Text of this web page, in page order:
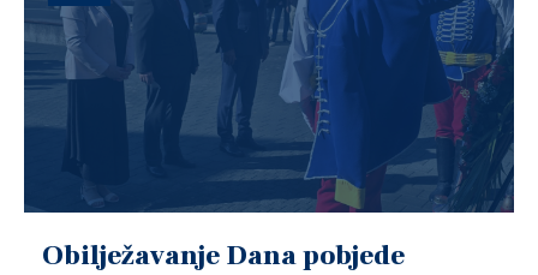
Obilježavanje Dana pobjede